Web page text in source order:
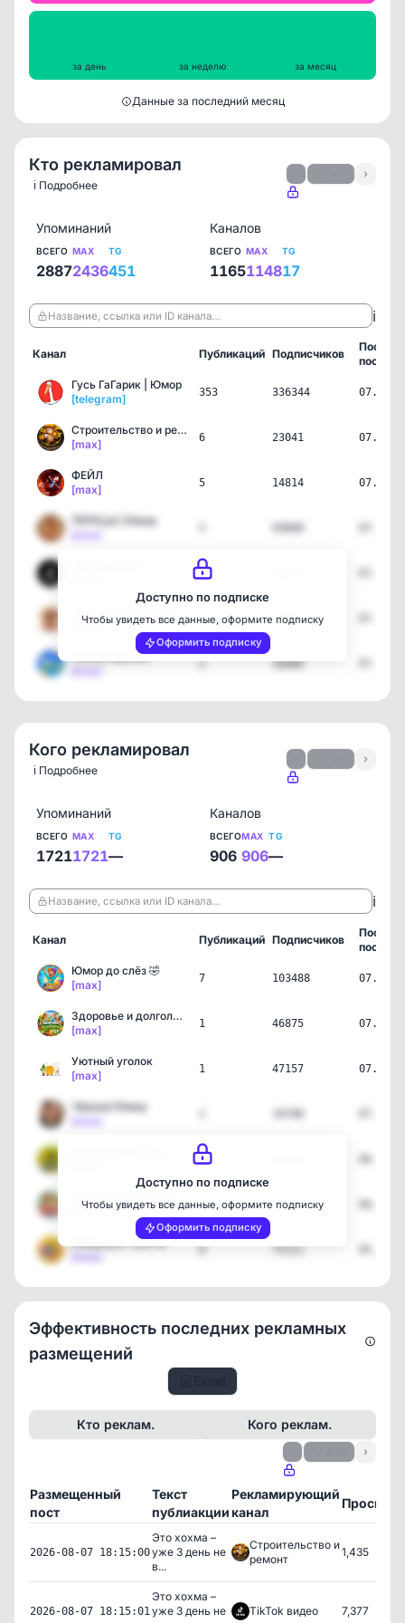
за день за неделю за месяц
Данные за последний месяц
Кто рекламировал
ℹ️ Подробнее
›
Упоминаний
ВСЕГО
2887
MAX
2436
TG
451
Каналов
ВСЕГО
1165
MAX
1148
TG
17
Название, ссылка или ID канала… ℹ️
Канал Публикаций Подписчиков
пост
Гусь ГаГарик | Юмор
[telegram]
353 336344
Строительство и ремонт
[max]
6 23041
ФЕЙЛ
[max]
5 14814
ПЕРЕЦ🌶️ | Юмор
6
[max]
6 2580
Смехотерапия
2 30880
Доступно по подписке
Чтобы увидеть все данные, оформите подписку
Оформить подписку
Кого рекламировал
ℹ️ Подробнее
›
Упоминаний
ВСЕГО
1721
MAX
1721
TG
—
Каналов
ВСЕГО
906
MAX
906
TG
—
Название, ссылка или ID канала… ℹ️
Канал Публикаций Подписчиков
пост
Юмор до слёз 🤣
[max]
7 103488
Здоровье и долголетие
[max]
1 46875
Уютный уголок
[max]
1 47157
Чёрный Юмор
4
[max]
6 85530
Юмор для тебя 😆
8 75311
Доступно по подписке
Чтобы увидеть все данные, оформите подписку
Оформить подписку
Эффективность последних рекламных
размещений
Кто реклам. Кого реклам.
›
Размещенный
пост
Текст
публиакции
Рекламирующий
канал
2026-08-07 18:15:00
Это хохма –
уже 3 день не
в...
Строительство и
ремонт
1,435
2026-08-07 18:15:01
Это хохма –
уже 3 день не
TikTok видео 7,377